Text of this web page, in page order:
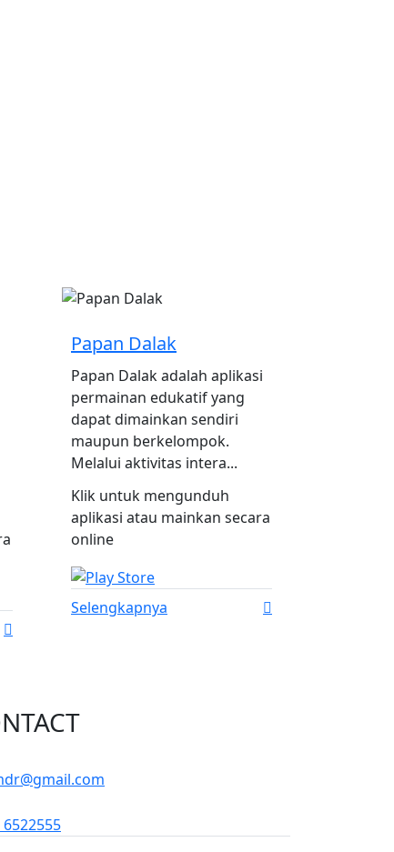
Papan Dalak
Papan Dalak adalah aplikasi
permainan edukatif yang
dapat dimainkan sendiri
maupun berkelompok.
Melalui aktivitas intera...
Klik untuk mengunduh
aplikasi atau mainkan secara
online
Selengkapnya
6522555